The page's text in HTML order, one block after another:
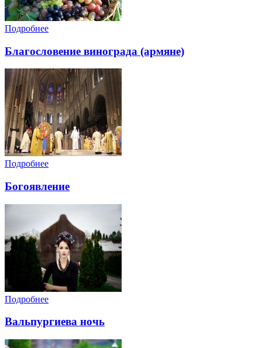
Подробнее
Благословение винограда (армяне)
Подробнее
Богоявление
Подробнее
Вальпургиева ночь